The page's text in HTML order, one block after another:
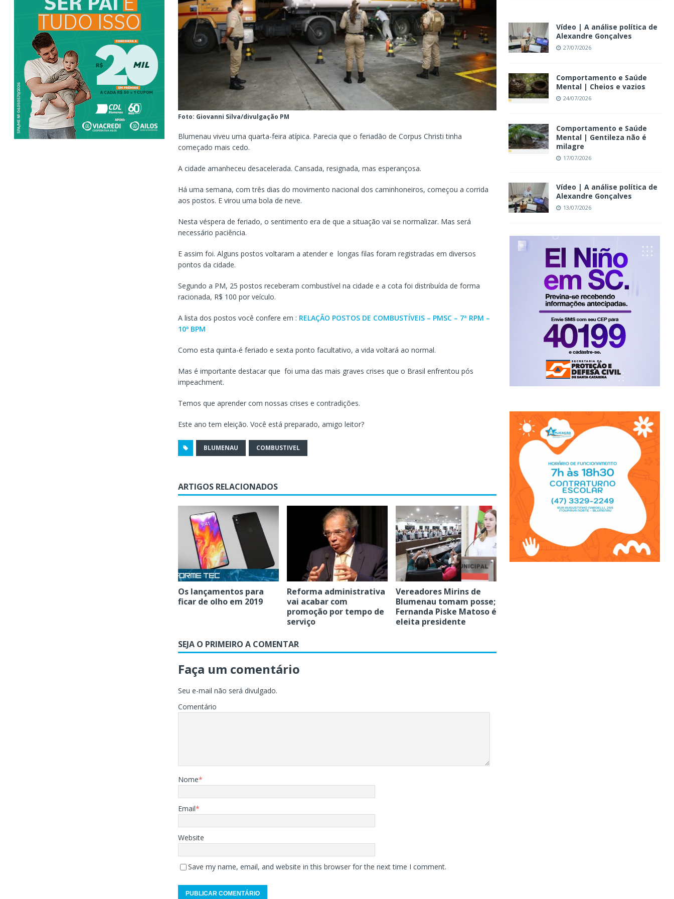
Foto: Giovanni Silva/divulgação PM
Blumenau viveu uma quarta-feira atípica. Parecia que o feriadão de Corpus Christi tinha
começado mais cedo.
A cidade amanheceu desacelerada. Cansada, resignada, mas esperançosa.
Há uma semana, com três dias do movimento nacional dos caminhoneiros, começou a corrida
aos postos. E virou uma bola de neve.
Nesta véspera de feriado, o sentimento era de que a situação vai se normalizar. Mas será
necessário paciência.
E assim foi. Alguns postos voltaram a atender e longas filas foram registradas em diversos
pontos da cidade.
Segundo a PM, 25 postos receberam combustível na cidade e a cota foi distribuída de forma
racionada, R$ 100 por veículo.
A lista dos postos você confere em : RELAÇÃO POSTOS DE COMBUSTÍVEIS – PMSC – 7ª RPM –
10º BPM
Como esta quinta-é feriado e sexta ponto facultativo, a vida voltará ao normal.
Mas é importante destacar que foi uma das mais graves crises que o Brasil enfrentou pós
impeachment.
Temos que aprender com nossas crises e contradições.
Este ano tem eleição. Você está preparado, amigo leitor?
BLUMENAU COMBUSTIVEL
ARTIGOS RELACIONADOS
Os lançamentos para
ficar de olho em 2019
Reforma administrativa
vai acabar com
promoção por tempo de
serviço
Vereadores Mirins de
Blumenau tomam posse;
Fernanda Piske Matoso é
eleita presidente
SEJA O PRIMEIRO A COMENTAR
Faça um comentário
Seu e-mail não será divulgado.
Comentário
Nome*
Email*
Website
Save my name, email, and website in this browser for the next time I comment.
Vídeo | A análise política de
Alexandre Gonçalves
27/07/2026
Comportamento e Saúde
Mental | Cheios e vazios
24/07/2026
Comportamento e Saúde
Mental | Gentileza não é
milagre
17/07/2026
Vídeo | A análise política de
Alexandre Gonçalves
13/07/2026